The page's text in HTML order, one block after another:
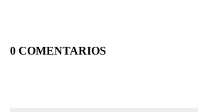
0 COMENTARIOS